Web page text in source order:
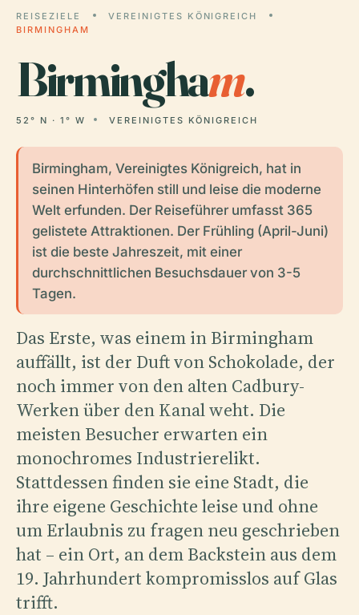
REISEZIELE
VEREINIGTES KÖNIGREICH
BIRMINGHAM
Birmingham.
52° N · 1° W VEREINIGTES KÖNIGREICH
Birmingham, Vereinigtes Königreich, hat in
seinen Hinterhöfen still und leise die moderne
Welt erfunden. Der Reiseführer umfasst 365
gelistete Attraktionen. Der Frühling (April-Juni)
ist die beste Jahreszeit, mit einer
durchschnittlichen Besuchsdauer von 3-5
Tagen.
Das Erste, was einem in Birmingham
auffällt, ist der Duft von Schokolade, der
noch immer von den alten Cadbury-
Werken über den Kanal weht. Die
meisten Besucher erwarten ein
monochromes Industrierelikt.
Stattdessen finden sie eine Stadt, die
ihre eigene Geschichte leise und ohne
um Erlaubnis zu fragen neu geschrieben
hat – ein Ort, an dem Backstein aus dem
19. Jahrhundert kompromisslos auf Glas
trifft.